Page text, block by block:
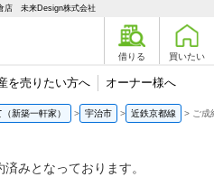
店 未来Design株式会社
借りる 買いたい
を売りたい方へ オーナー様へ
新築一軒家） 宇治市 近鉄京都線 ご成
みとなっております。